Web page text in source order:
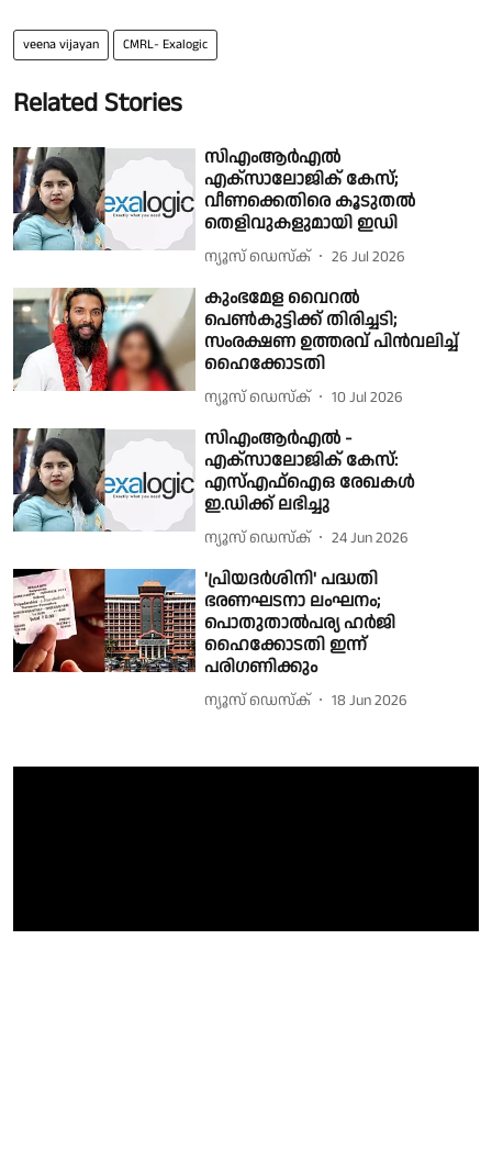
veena vijayan CMRL- Exalogic
Related Stories
സിഎംആർഎൽ
എക്‌സാലോജിക് കേസ്;
വീണക്കെതിരെ കൂടുതൽ
തെളിവുകളുമായി ഇഡി
ന്യൂസ് ഡെസ്ക് 26 Jul 2026
കുംഭമേള വൈറല്‍
പെണ്‍കുട്ടിക്ക് തിരിച്ചടി;
സംരക്ഷണ ഉത്തരവ് പിന്‍വലിച്ച്
ഹൈക്കോടതി
ന്യൂസ് ഡെസ്ക് 10 Jul 2026
സിഎംആർഎൽ -
എക്സാലോജിക് കേസ്:
എസ്എഫ്ഐഒ രേഖകൾ
ഇ.ഡിക്ക് ലഭിച്ചു
ന്യൂസ് ഡെസ്ക് 24 Jun 2026
'പ്രിയദർശിനി' പദ്ധതി
ഭരണഘടനാ ലംഘനം;
പൊതുതാൽപര്യ ഹർജി
ഹൈക്കോടതി ഇന്ന്
പരിഗണിക്കും
ന്യൂസ് ഡെസ്ക് 18 Jun 2026